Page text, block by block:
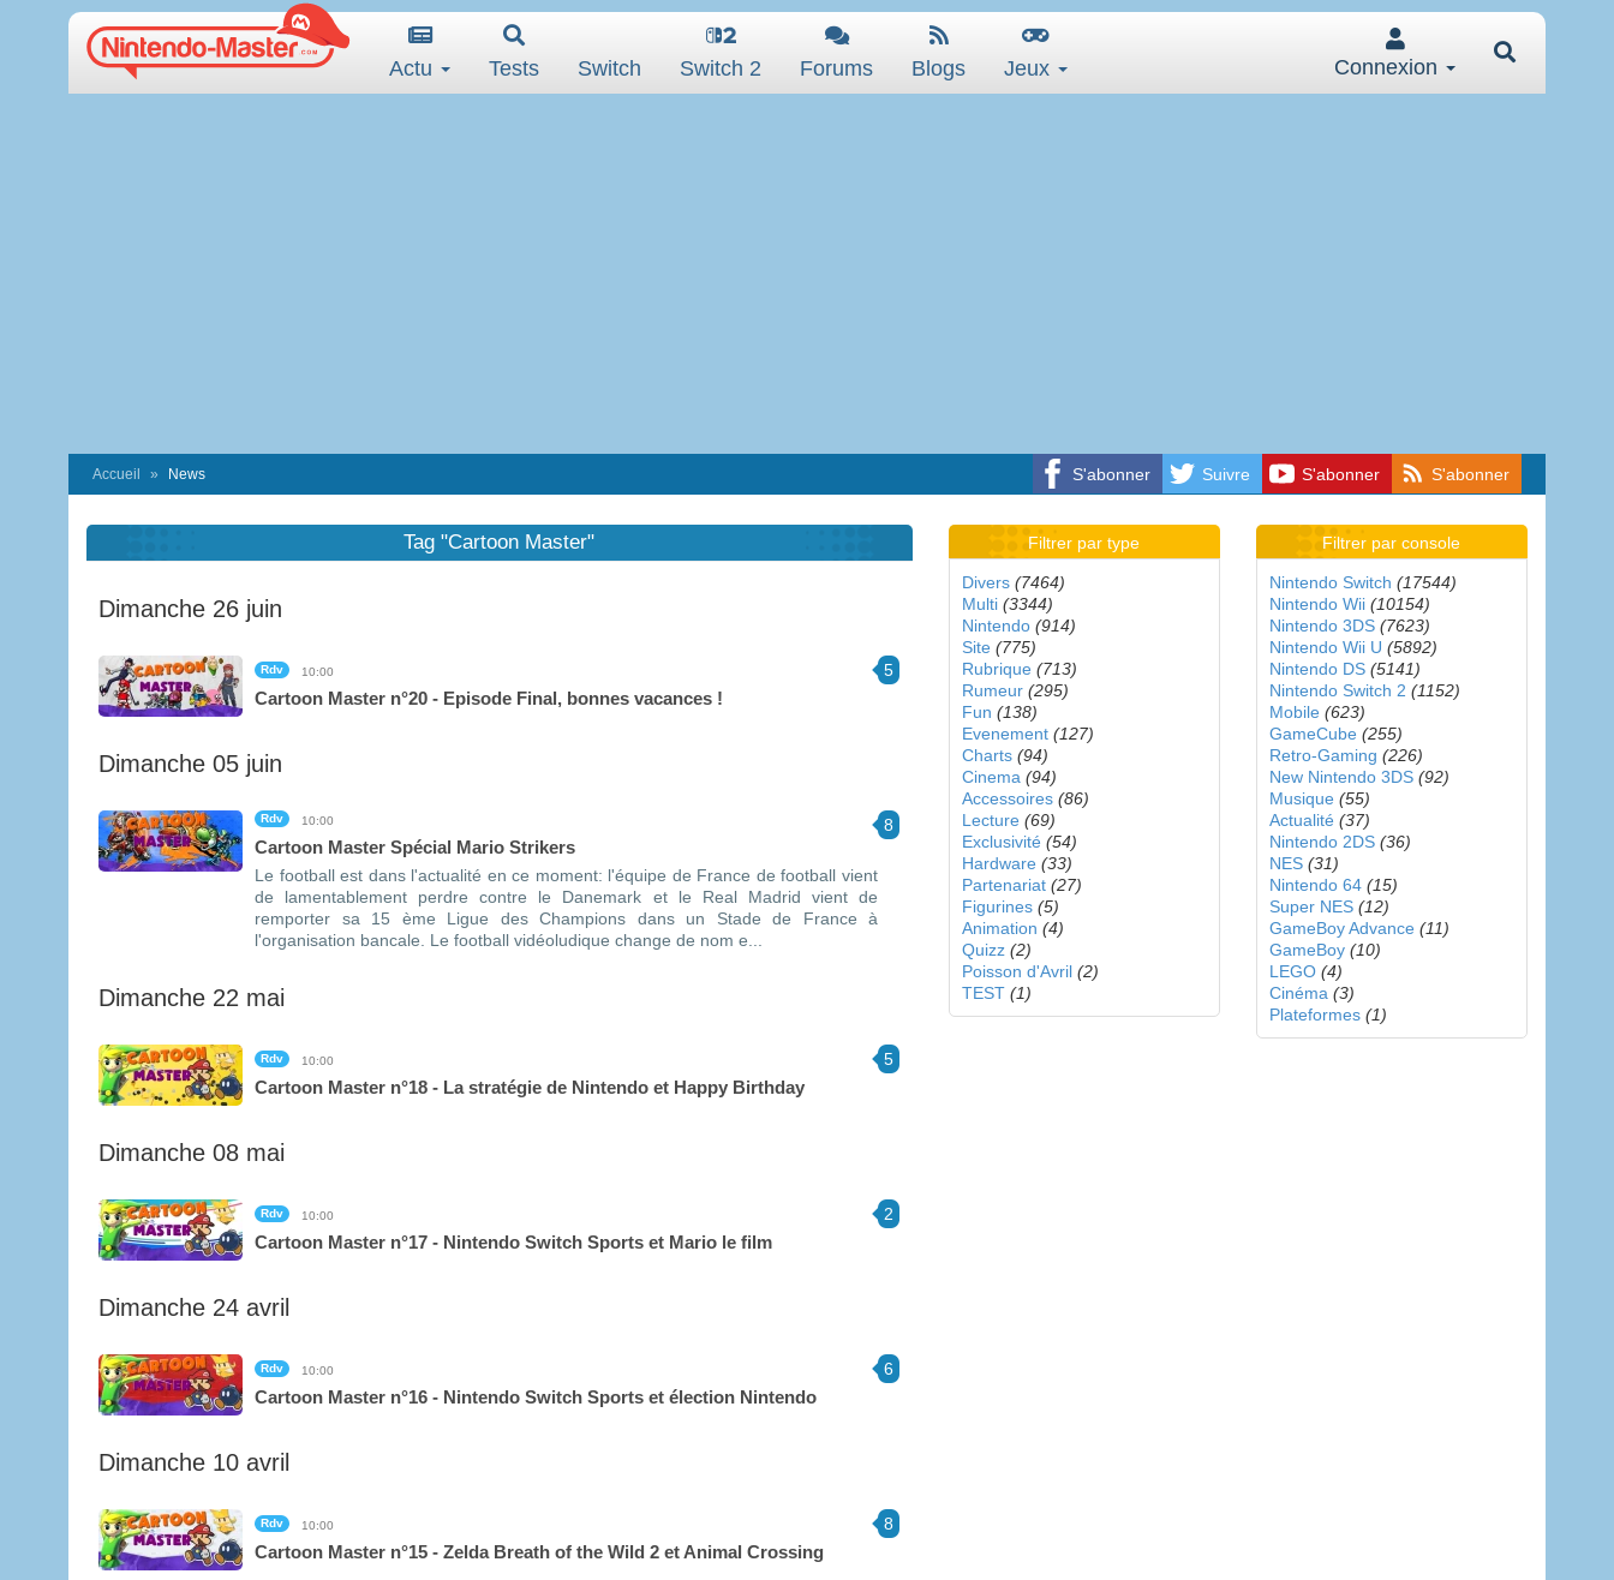
Actu Tests Switch Switch 2 Forums Blogs Jeux Connexion
S'abonner Suivre S'abonner S'abonner
Accueil News
Tag "Cartoon Master"
Dimanche 26 juin
5
Rdv 10:00
Cartoon Master n°20 - Episode Final, bonnes vacances !
Dimanche 05 juin
8
Rdv 10:00
Cartoon Master Spécial Mario Strikers
Le football est dans l'actualité en ce moment: l'équipe de France de football vient
de lamentablement perdre contre le Danemark et le Real Madrid vient de
remporter sa 15 ème Ligue des Champions dans un Stade de France à
l'organisation bancale. Le football vidéoludique change de nom e...
Dimanche 22 mai
5
Rdv 10:00
Cartoon Master n°18 - La stratégie de Nintendo et Happy Birthday
Dimanche 08 mai
2
Rdv 10:00
Cartoon Master n°17 - Nintendo Switch Sports et Mario le film
Dimanche 24 avril
6
Rdv 10:00
Cartoon Master n°16 - Nintendo Switch Sports et élection Nintendo
Dimanche 10 avril
8
Rdv 10:00
Cartoon Master n°15 - Zelda Breath of the Wild 2 et Animal Crossing
Filtrer par type
Divers (7464)
Multi (3344)
Nintendo (914)
Site (775)
Rubrique (713)
Rumeur (295)
Fun (138)
Evenement (127)
Charts (94)
Cinema (94)
Accessoires (86)
Lecture (69)
Exclusivité (54)
Hardware (33)
Partenariat (27)
Figurines (5)
Animation (4)
Quizz (2)
Poisson d'Avril (2)
TEST (1)
Filtrer par console
Nintendo Switch (17544)
Nintendo Wii (10154)
Nintendo 3DS (7623)
Nintendo Wii U (5892)
Nintendo DS (5141)
Nintendo Switch 2 (1152)
Mobile (623)
GameCube (255)
Retro-Gaming (226)
New Nintendo 3DS (92)
Musique (55)
Actualité (37)
Nintendo 2DS (36)
NES (31)
Nintendo 64 (15)
Super NES (12)
GameBoy Advance (11)
GameBoy (10)
LEGO (4)
Cinéma (3)
Plateformes (1)